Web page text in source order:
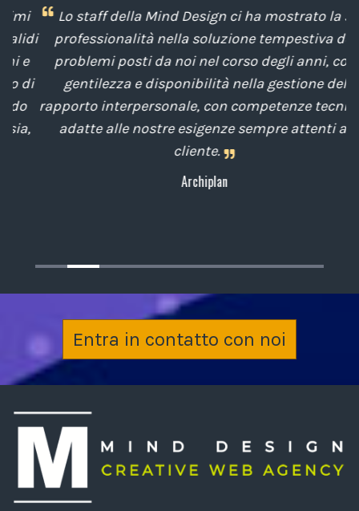
Lo staff della Mind Design ci ha mostrato la sua
professionalità nella soluzione tempestiva dei
problemi posti da noi nel corso degli anni, con
gentilezza e disponibilità nella gestione del
rapporto interpersonale, con competenze tecniche
adatte alle nostre esigenze sempre attenti al
cliente.
Archiplan
Entra in contatto con noi